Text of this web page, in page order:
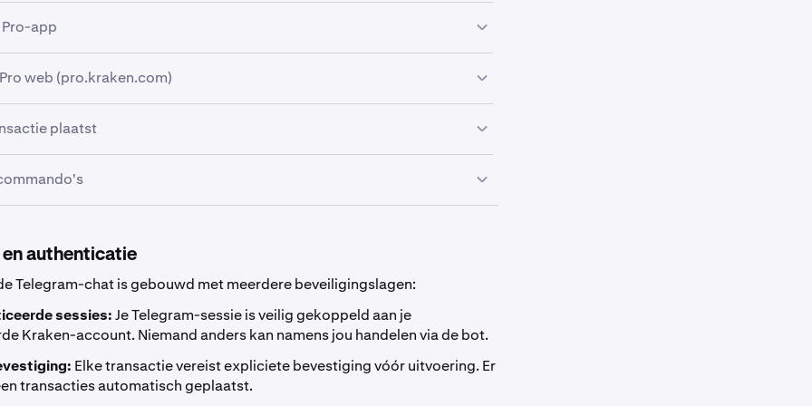
app
Pro-app en tik vervolgens op het tabblad
web (pro.kraken.com)
account oppro.kraken.com
, klik vervolgens op het profielpictogram in
en daarna opSettings.
plaatst
chat met de Kraken Trading Bot een commando met de asset, het
de richting. Bijvoorbeeld:
sell
flexibele opmaak in natuurlijke taal, dus de volgorde van de
je prijsopgave
De bot starten of herstarten
Een nieuwe transactie starten
Bekijk beschikbare commando's en tips
en authenticatie
Telegram-chat is gebouwd met meerdere beveiligingslagen:
sessies:Je Telegram-sessie is veilig gekoppeld aan je
Kraken-account. Niemand anders kan namens jou handelen via de bot.
Elke transactie vereist expliciete bevestiging vóór uitvoering. Er
transacties automatisch geplaatst.